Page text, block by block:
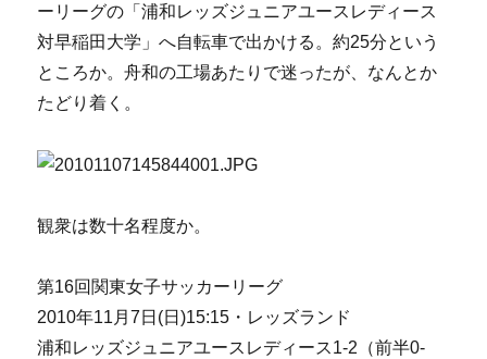
ーリーグの「浦和レッズジュニアユースレディース
対早稲田大学」へ自転車で出かける。約25分という
ところか。舟和の工場あたりで迷ったが、なんとか
たどり着く。
観衆は数十名程度か。
第16回関東女子サッカーリーグ
2010年11月7日(日)15:15・レッズランド
浦和レッズジュニアユースレディース1-2（前半0-